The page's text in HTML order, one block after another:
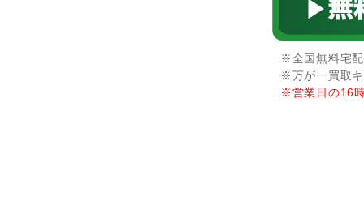
※全国無料宅
※万が一買取キ
※営業日の16